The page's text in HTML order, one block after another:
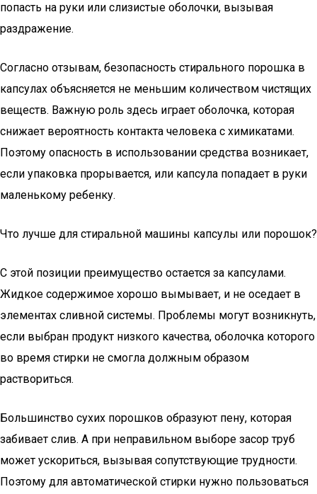
попасть на руки или слизистые оболочки, вызывая
раздражение.
Согласно отзывам, безопасность стирального порошка в
капсулах объясняется не меньшим количеством чистящих
веществ. Важную роль здесь играет оболочка, которая
снижает вероятность контакта человека с химикатами.
Поэтому опасность в использовании средства возникает,
если упаковка прорывается, или капсула попадает в руки
маленькому ребенку.
Что лучше для стиральной машины капсулы или порошок?
С этой позиции преимущество остается за капсулами.
Жидкое содержимое хорошо вымывает, и не оседает в
элементах сливной системы. Проблемы могут возникнуть,
если выбран продукт низкого качества, оболочка которого
во время стирки не смогла должным образом
раствориться.
Большинство сухих порошков образуют пену, которая
забивает слив. А при неправильном выборе засор труб
может ускориться, вызывая сопутствующие трудности.
Поэтому для автоматической стирки нужно пользоваться